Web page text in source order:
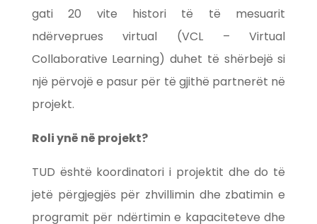
gati 20 vite histori të të mesuarit
ndërveprues virtual (VCL – Virtual
Collaborative Learning) duhet të shërbejë si
një përvojë e pasur për të gjithë partnerët në
projekt.
Roli ynë në projekt?
TUD është koordinatori i projektit dhe do të
jetë përgjegjës për zhvillimin dhe zbatimin e
programit për ndërtimin e kapaciteteve dhe